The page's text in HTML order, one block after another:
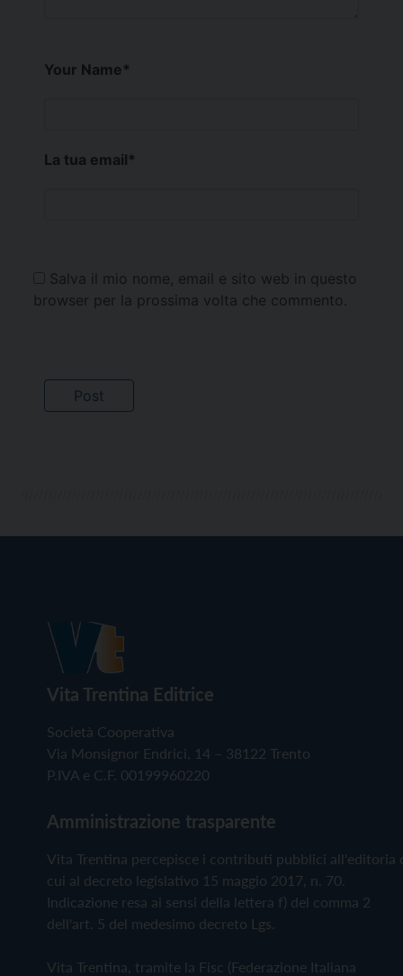
Your Name*
La tua email*
Salva il mio nome, email e sito web in questo
browser per la prossima volta che commento.
Vita Trentina Editrice
Società Cooperativa
Via Monsignor Endrici, 14 – 38122 Trento
P.IVA e C.F. 00199960220
Amministrazione trasparente
Vita Trentina percepisce i contributi pubblici all'editoria
cui al decreto legislativo 15 maggio 2017, n. 70.
Indicazione resa ai sensi della lettera f) del comma 2
dell'art. 5 del medesimo decreto Lgs.
Vita Trentina, tramite la Fisc (Federazione Italiana